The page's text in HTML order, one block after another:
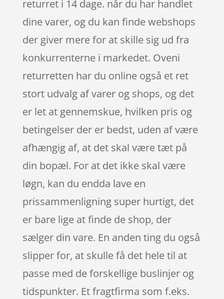
returret i 14 dage. når du har handlet
dine varer, og du kan finde webshops
der giver mere for at skille sig ud fra
konkurrenterne i markedet. Oveni
returretten har du online også et ret
stort udvalg af varer og shops, og det
er let at gennemskue, hvilken pris og
betingelser der er bedst, uden af være
afhængig af, at det skal være tæt på
din bopæl. For at det ikke skal være
løgn, kan du endda lave en
prissammenligning super hurtigt, det
er bare lige at finde de shop, der
sælger din vare. En anden ting du også
slipper for, at skulle få det hele til at
passe med de forskellige buslinjer og
tidspunkter. Et fragtfirma som f.eks.